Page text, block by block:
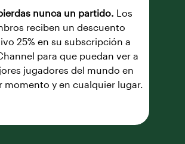
nunca un partido. Los
reciben un descuento
25% en su subscripción a
para que puedan ver a
jugadores del mundo en
momento y en cualquier lugar.